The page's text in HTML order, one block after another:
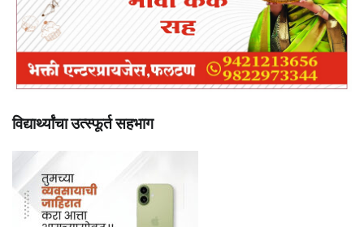
विद्यार्थ्यांचा उत्स्फूर्त सहभाग